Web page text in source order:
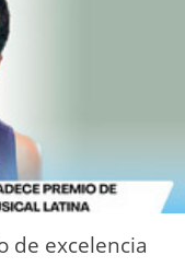
de excelencia